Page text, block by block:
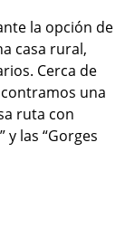
la opción de
casa rural,
Cerca de
una
ruta con
y las “Gorges